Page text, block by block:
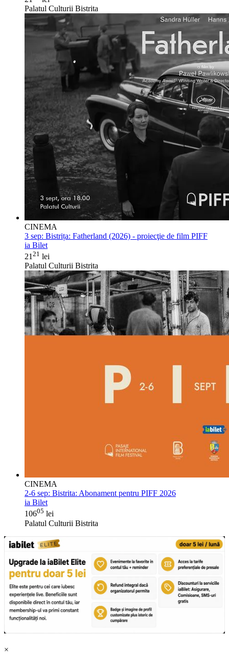
Palatul Culturii Bistrita
CINEMA
3 sep: Bistrița: Fatherland (2026) - proiecţie de film PIFF
ia Bilet
21 21 lei
Palatul Culturii Bistrita
CINEMA
2-6 sep: Bistrita: Abonament pentru PIFF 2026
ia Bilet
10605 lei
Palatul Culturii Bistrita
×